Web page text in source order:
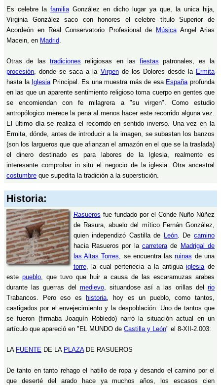
Es celebre la familiaGonzález en dicho lugar ya que, la unica hija,
Virginia González saco con honores el celebre título Superior de
Acordeón en Real Conservatorio Profesional de
MúsicaAngel Arias
Macein, en Madrid.
Otras de las tradiciones religiosas en lasfiestas patronales, es la
procesión, donde se saca a la Virgende los Dolores desde la Ermita
hasta la IglesiaPrincipal. Es una muestra más de esa Españaprofunda
en las que un aparente sentimiento religioso toma cuerpo en gentes que
se encomiendan con fe milagrera a "su virgen". Como estudio
antropólogico merece la pena al menos hacer este recorrido alguna vez.
El último día se realiza el recorrido en sentido inverso. Una vez en la
Ermita, dónde, antes de introducir a la imagen, se subastan los banzos
(son los largueros que que afianzan el armazón en el que se la traslada)
el dinero destinado es para labores de la Iglesia, realmente es
interesante comprobar in situ el negocio de la iglesia. Otra ancestral
costumbre que supedita la tradición a la superstición.
Historia:
Rasueros fue fundado por el Conde Nuño Núñez
de Rasura, abuelo del mítico Fernán González,
quien independizó Castilla de León. Decamino
hacia Rasueros por la carreterade Madrigal de
las Altas Torres, se encuentra lasruinas de una
torre, la cual pertenecia a la antiguaiglesiade
este pueblo, que tuvo que huir a causa de las escaramuzas arabes
durante las guerras del medievo, situandose así a las orillas delrio
Trabancos. Pero eso es
historia, hoy es un pueblo, como tantos,
castigados por el envejecimiento y la despoblación. Uno de tantos que
se fueron (firmaba Joaquín Robledo) narró la situación actual en un
artículo que apareció en "EL MUNDO de Castilla y León" el 8-XII-2.003:
LA FUENTE DE LA PLAZADE RASUEROS
De tanto en tanto rehago el hatillo de ropa y desando el camino por el
que deserté del arado hace ya muchos años, los escasos cien